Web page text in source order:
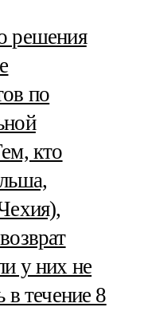
решения
по
кто
у них не
в течение 8